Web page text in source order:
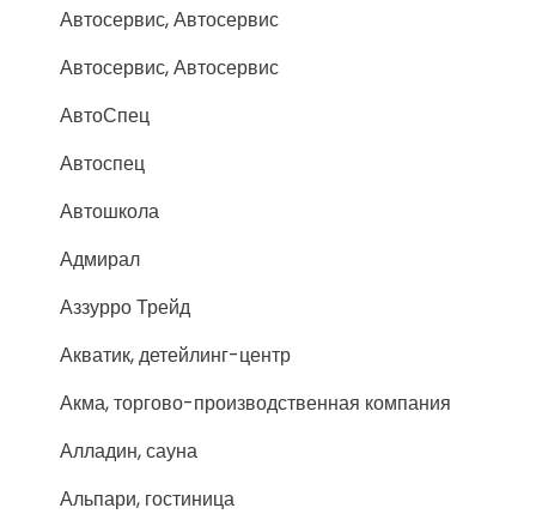
Автосервис, Автосервис
Автосервис, Автосервис
АвтоСпец
Автоспец
Автошкола
Адмирал
Аззурро Трейд
Акватик, детейлинг-центр
Акма, торгово-производственная компания
Алладин, сауна
Альпари, гостиница